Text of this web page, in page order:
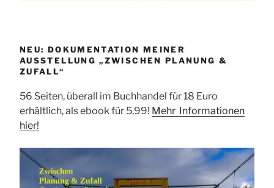
NEU: DOKUMENTATION MEINER
AUSSTELLUNG „ZWISCHEN PLANUNG &
ZUFALL“
56 Seiten, überall im Buchhandel für 18 Euro
erhältlich, als ebook für 5,99! Mehr Informationen
hier!